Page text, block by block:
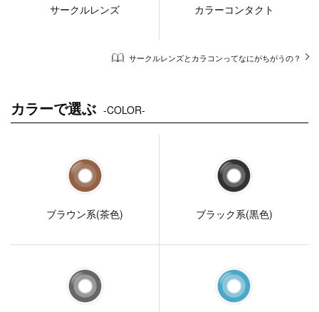
サークルレンズ カラーコンタクト
サークルレンズとカラコンってなにがちがうの？
カラーで選ぶ -COLOR-
ブラウン系(茶色) ブラック系(黒色)